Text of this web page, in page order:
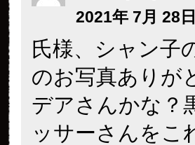
2021年 7月 28日
氏様、シャン子
のお写真ありが
デアさんかな？
ッサーさんをこ